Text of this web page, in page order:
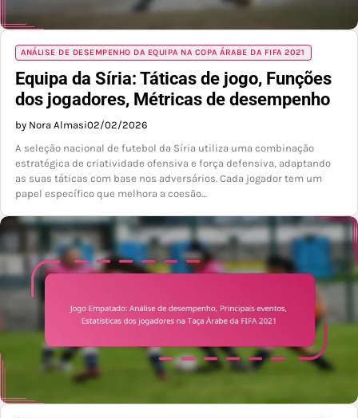
ANÁLISE DE DESEMPENHO DA EQUIPA NA COPA ÁRABE DA FIFA 2021
Equipa da Síria: Táticas de jogo, Funções
dos jogadores, Métricas de desempenho
by Nora Almasi02/02/2026
A seleção nacional de futebol da Síria utiliza uma combinação
estratégica de criatividade ofensiva e força defensiva, adaptando
as suas táticas com base nos adversários. Cada jogador tem um
papel específico que melhora a coesão…